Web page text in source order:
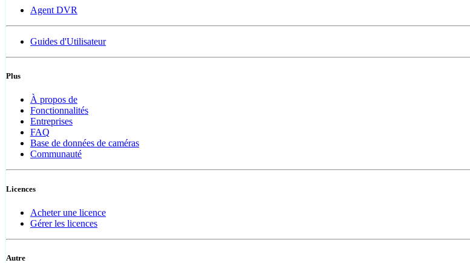
Agent DVR
Guides d'Utilisateur
Plus
À propos de
Fonctionnalités
Entreprises
FAQ
Base de données de caméras
Communauté
Licences
Acheter une licence
Gérer les licences
Autre